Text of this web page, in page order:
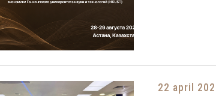
22 april